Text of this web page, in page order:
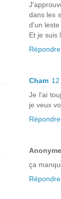
dans les
d'un
Et je suis
Répondre
Cham
Je l'ai
je veux
Répondre
Anonyme
ça
Répondre